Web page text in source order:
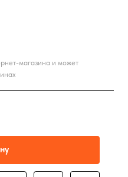
магазина и может